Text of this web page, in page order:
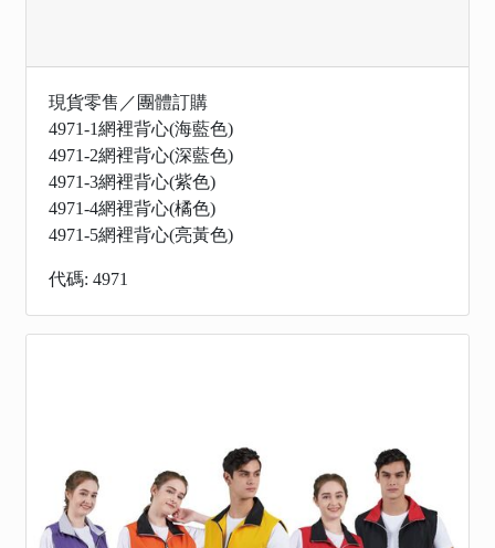
現貨零售／團體訂購
4971-1網裡背心(海藍色)
4971-2網裡背心(深藍色)
4971-3網裡背心(紫色)
4971-4網裡背心(橘色)
4971-5網裡背心(亮黃色)
代碼: 4971